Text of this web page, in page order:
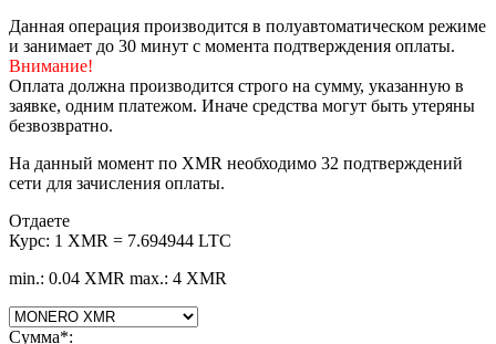
Данная операция производится в полуавтоматическом режиме
и занимает до 30 минут с момента подтверждения оплаты.
Внимание!
Оплата должна производится строго на сумму, указанную в
заявке, одним платежом. Иначе средства могут быть утеряны
безвозвратно.
На данный момент по XMR необходимо 32 подтверждений
сети для зачисления оплаты.
Отдаете
Курс: 1 XMR = 7.694944 LTC
min.: 0.04 XMR max.: 4 XMR
Сумма*: